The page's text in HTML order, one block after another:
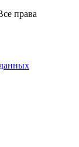
права